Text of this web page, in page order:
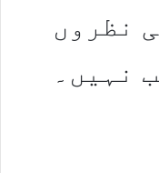
نظروں
نہیں۔